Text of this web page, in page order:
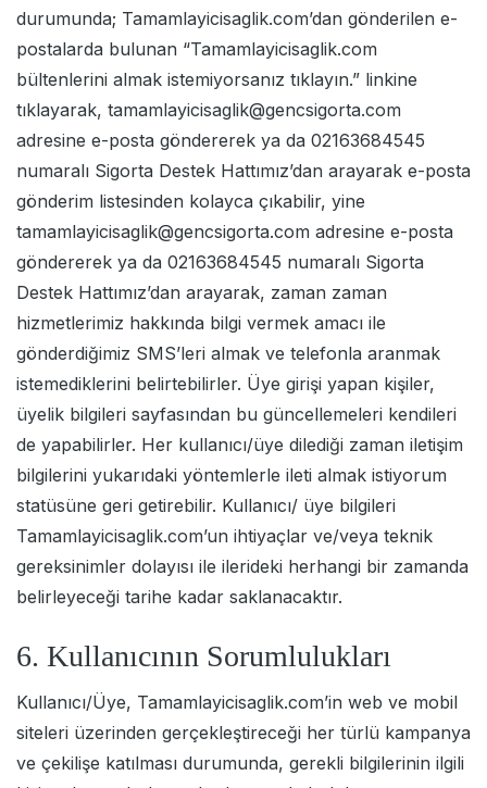
durumunda; Tamamlayicisaglik.com’dan gönderilen e-
postalarda bulunan “Tamamlayicisaglik.com
bültenlerini almak istemiyorsanız tıklayın.” linkine
tıklayarak, tamamlayicisaglik@gencsigorta.com
adresine e-posta göndererek ya da 02163684545
numaralı Sigorta Destek Hattımız’dan arayarak e-posta
gönderim listesinden kolayca çıkabilir, yine
tamamlayicisaglik@gencsigorta.com adresine e-posta
göndererek ya da 02163684545 numaralı Sigorta
Destek Hattımız’dan arayarak, zaman zaman
hizmetlerimiz hakkında bilgi vermek amacı ile
gönderdiğimiz SMS’leri almak ve telefonla aranmak
istemediklerini belirtebilirler. Üye girişi yapan kişiler,
üyelik bilgileri sayfasından bu güncellemeleri kendileri
de yapabilirler. Her kullanıcı/üye dilediği zaman iletişim
bilgilerini yukarıdaki yöntemlerle ileti almak istiyorum
statüsüne geri getirebilir. Kullanıcı/ üye bilgileri
Tamamlayicisaglik.com’un ihtiyaçlar ve/veya teknik
gereksinimler dolayısı ile ilerideki herhangi bir zamanda
belirleyeceği tarihe kadar saklanacaktır.
6. Kullanıcının Sorumlulukları
Kullanıcı/Üye, Tamamlayicisaglik.com’in web ve mobil
siteleri üzerinden gerçekleştireceği her türlü kampanya
ve çekilişe katılması durumunda, gerekli bilgilerinin ilgili